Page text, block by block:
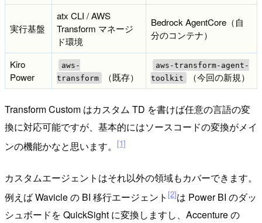
実行基盤
atx CLI / AWS
Transform マネージ
ド環境
Bedrock AgentCore（自
分のコンテナ）
Kiro
Power
aws-
transform
（既存）
aws-transform-agent-
toolkit
（今回の新規）
Transform Custom はカスタム TD を書けば任意の言語の変
換に対応可能ですが、基本的にはソースコードの変換がメイ
ンの機能かなと思います。
[1]
カスタムエージェントはそれ以外の領域もカバーできます。
例えば Wavicle の BI 移行エージェント [2]は Power BI のダッ
シュボードを QuickSight に変換しますし、Accenture の